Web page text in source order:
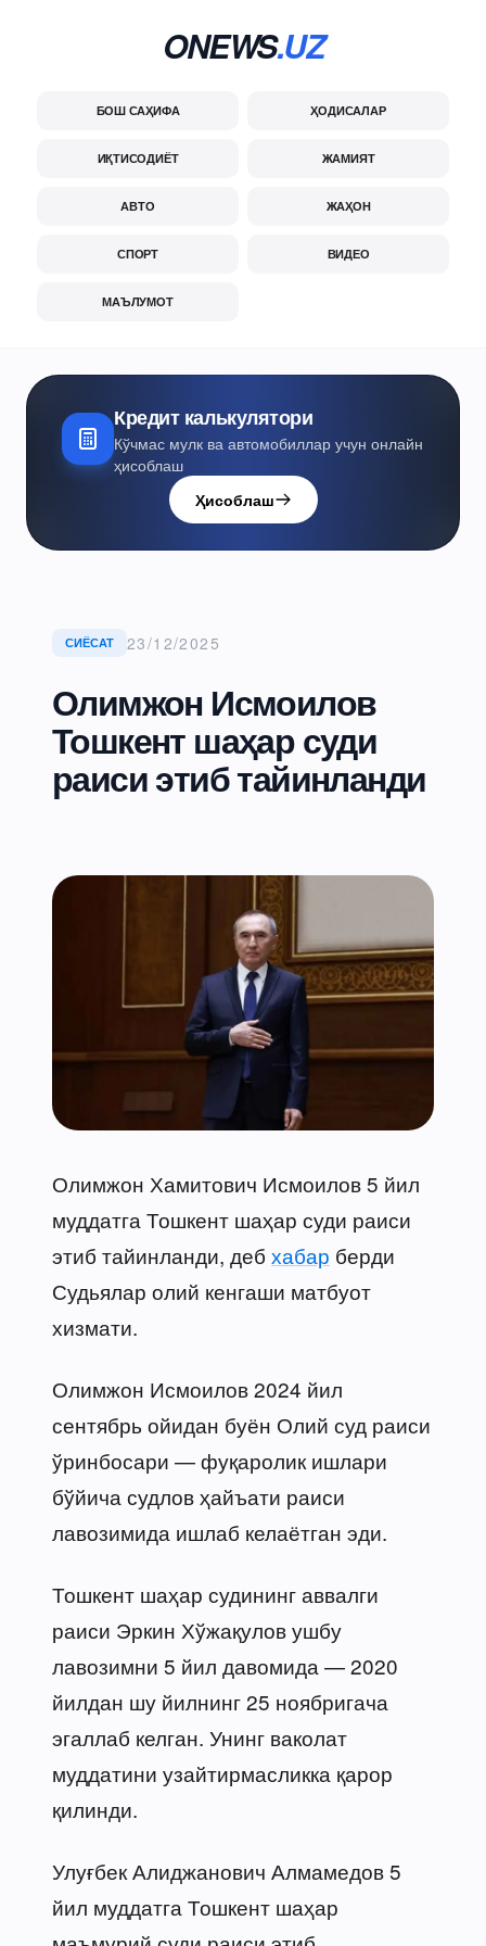
ONEWS.UZ
БОШ САҲИФА ҲОДИСАЛАР
ИҚТИСОДИЁТ ЖАМИЯТ
АВТО ЖАҲОН
СПОРТ ВИДЕО
МАЪЛУМОТ
Кредит калькулятори
Кўчмас мулк ва автомобиллар учун онлайн
ҳисоблаш
Ҳисоблаш
СИЁСАТ 23/12/2025
Олимжон Исмоилов
Тошкент шаҳар суди
раиси этиб тайинланди
Олимжон Хамитович Исмоилов 5 йил
муддатга Тошкент шаҳар суди раиси
этиб тайинланди, деб хабар берди
Судьялар олий кенгаши матбуот
хизмати.
Олимжон Исмоилов 2024 йил
сентябрь ойидан буён Олий суд раиси
ўринбосари — фуқаролик ишлари
бўйича судлов ҳайъати раиси
лавозимида ишлаб келаётган эди.
Тошкент шаҳар судининг аввалги
раиси Эркин Хўжақулов ушбу
лавозимни 5 йил давомида — 2020
йилдан шу йилнинг 25 ноябригача
эгаллаб келган. Унинг ваколат
муддатини узайтирмасликка қарор
қилинди.
Улуғбек Алиджанович Алмамедов 5
йил муддатга Тошкент шаҳар